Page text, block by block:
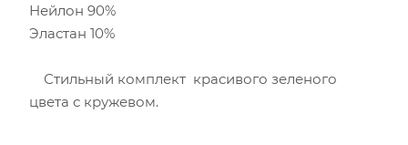
Нейлон 90%
Эластан 10%
Стильный комплект красивого зеленого
цвета с кружевом.